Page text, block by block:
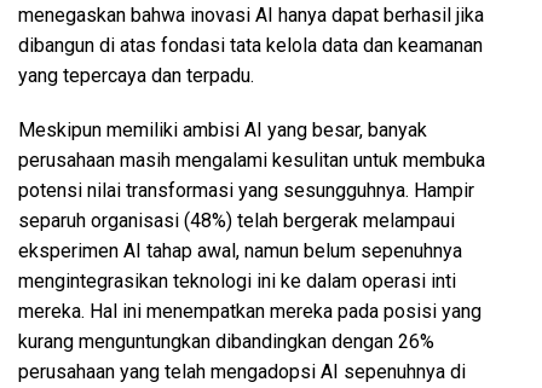
menegaskan bahwa inovasi AI hanya dapat berhasil jika
dibangun di atas fondasi tata kelola data dan keamanan
yang tepercaya dan terpadu.
Meskipun memiliki ambisi AI yang besar, banyak
perusahaan masih mengalami kesulitan untuk membuka
potensi nilai transformasi yang sesungguhnya. Hampir
separuh organisasi (48%) telah bergerak melampaui
eksperimen AI tahap awal, namun belum sepenuhnya
mengintegrasikan teknologi ini ke dalam operasi inti
mereka. Hal ini menempatkan mereka pada posisi yang
kurang menguntungkan dibandingkan dengan 26%
perusahaan yang telah mengadopsi AI sepenuhnya di